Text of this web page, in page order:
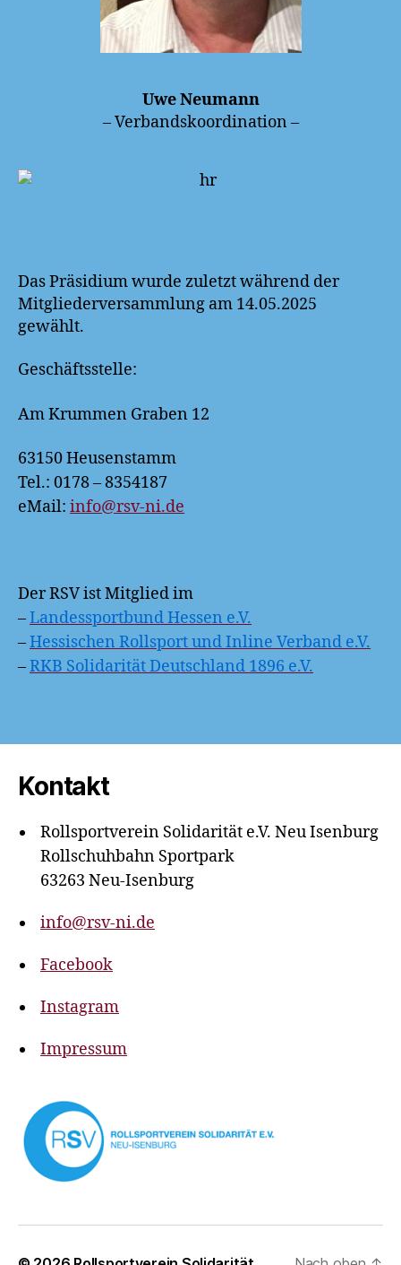
Uwe Neumann
– Verbandskoordination –
Das Präsidium wurde zuletzt während der
Mitgliederversammlung am 14.05.2025
gewählt.
Geschäftsstelle:
Am Krummen Graben 12
63150 Heusenstamm
Tel.: 0178 – 8354187
eMail: info@rsv-ni.de
Der RSV ist Mitglied im
–Landessportbund Hessen e.V.
–Hessischen Rollsport und Inline Verband e.V.
–RKB Solidarität Deutschland 1896 e.V.
Kontakt
Rollsportverein Solidarität e.V. Neu Isenburg
Rollschuhbahn Sportpark
63263 Neu-Isenburg
info@rsv-ni.de
Facebook
Instagram
Impressum